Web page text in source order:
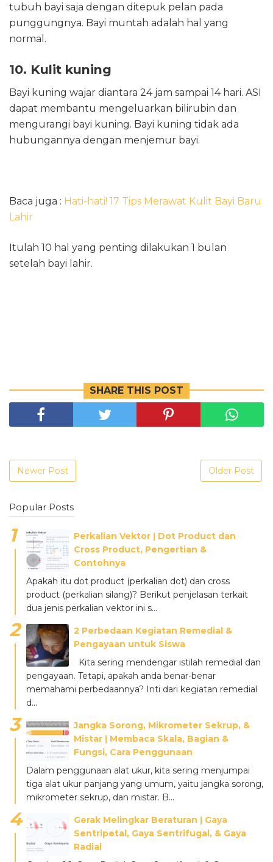
tubuh bayi saja dengan ditepuk pelan pada
punggungnya. Bayi muntah adalah hal yang
normal.
10. Kulit kuning
Bayi kuning wajar diantara 24 jam sampai 14 hari. ASI
dapat membantu mengeluarkan bilirubin dan
mengurangi bayi kuning. Bayi kuning tidak ada
hubungannya dengan menjemur bayi.
Baca juga : Hati-hati! 17 Tips Merawat Kulit Bayi Baru
Lahir
Itulah 10 hal yang penting dilakukan 1 bulan
setelah bayi lahir.
SHARE THIS POST
Newer Post Older Post
Popular Posts
Perkalian Vektor ǀ Dot Product dan
Cross Product, Pengertian &
Contohnya
Apakah itu dot product (perkalian dot) dan cross
product (perkalian silang)? Berikut penjelasan terkait
dua jenis perkalian vektor ini s...
2 Perbedaan Kegiatan Remedial &
Pengayaan untuk Siswa
Kita sering mendengar istilah remedial dan
pengayaan. Tetapi, apakah anda benar-benar
memahami perbedaannya? Inti dari kegiatan remedial
d...
Jangka Sorong, Mikrometer Sekrup, &
Mistar ǀ Membaca Skala, Bagian &
Fungsi, Cara Penggunaan
Dalam penggunaan alat ukur, kita sering menjumpai
tiga alat ukur panjang yang umum, yaitu jangka sorong,
mikrometer sekrup, dan mistar. B...
Gerak Melingkar Beraturan ǀ Gaya
Sentripetal, Gaya Sentrifugal, & Gaya
Radial